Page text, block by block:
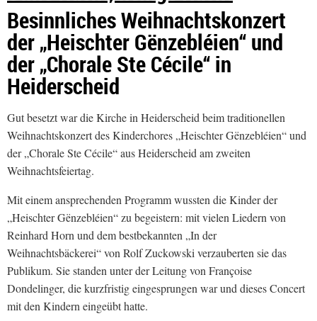
Besinnliches Weihnachtskonzert
der „Heischter Gënzebléien“ und
der „Chorale Ste Cécile“ in
Heiderscheid
Gut besetzt war die Kirche in Heiderscheid beim traditionellen
Weihnachtskonzert des Kinderchores „Heischter Gënzebléien“ und
der „Chorale Ste Cécile“ aus Heiderscheid am zweiten
Weihnachtsfeiertag.
Mit einem ansprechenden Programm wussten die Kinder der
„Heischter Gënzebléien“ zu begeistern: mit vielen Liedern von
Reinhard Horn und dem bestbekannten „In der
Weihnachtsbäckerei“ von Rolf Zuckowski verzauberten sie das
Publikum. Sie standen unter der Leitung von Françoise
Dondelinger, die kurzfristig eingesprungen war und dieses Concert
mit den Kindern eingeübt hatte.